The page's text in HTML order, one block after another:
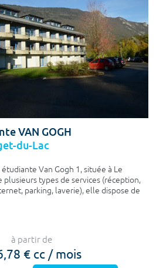
Colocation
Chercher
VAN GOGH
du-Lac
étudiante Van Gogh 1, située à Le
plusieurs types de services (réception,
parking, laverie), elle dispose de
à partir de
€ cc / mois